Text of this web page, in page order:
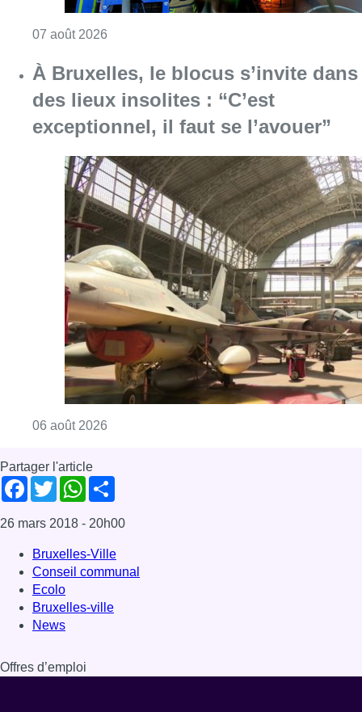
07 août 2026
À Bruxelles, le blocus s’invite dans
des lieux insolites : “C’est
exceptionnel, il faut se l’avouer”
06 août 2026
Partager l'article
Facebook
TwitterWhatsApp
26 mars 2018 - 20h00
Bruxelles-Ville
Conseil communal
Ecolo
Bruxelles-ville
News
Offres d’emploi